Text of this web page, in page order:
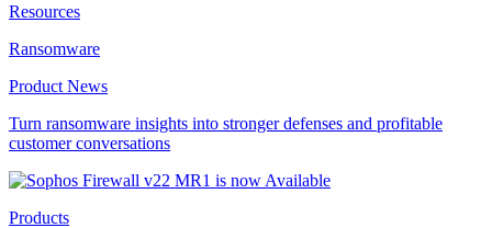
Resources
Ransomware
Product News
Turn ransomware insights into stronger defenses and profitable
customer conversations
Products